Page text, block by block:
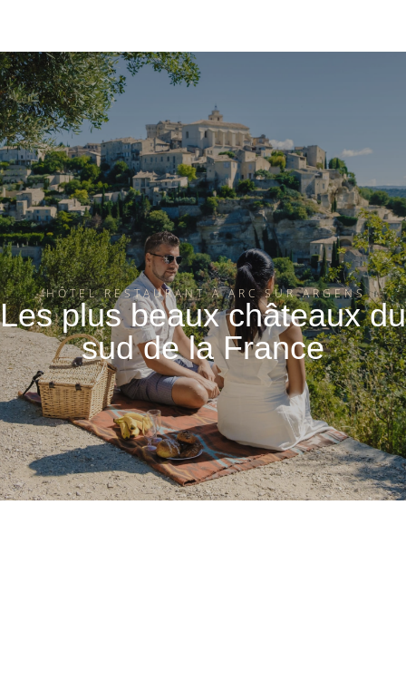
HÔTEL RESTAURANT À ARC SUR ARGENS
Les plus beaux châteaux du
sud de la France